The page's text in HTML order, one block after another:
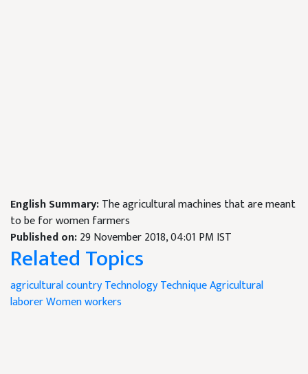
English Summary:The agricultural machines that are meant
to be for women farmers
Published on:29 November 2018, 04:01 PM IST
Related Topics
agricultural countryTechnologyTechniqueAgricultural
laborerWomen workers